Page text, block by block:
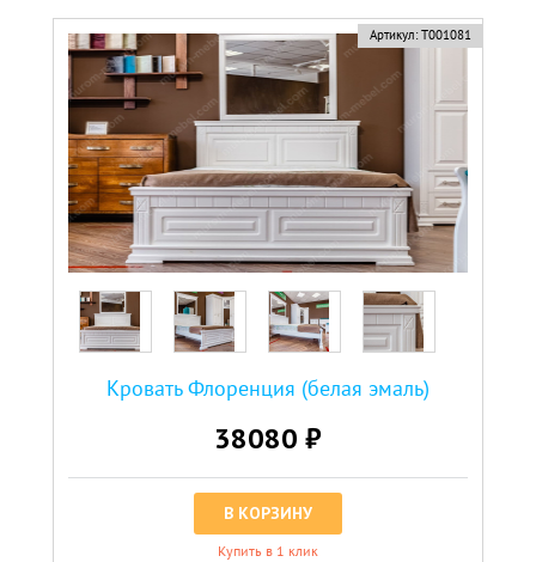
Артикул: Т001081
Кровать Флоренция (белая эмаль)
38080 ₽
В КОРЗИНУ
Купить в 1 клик